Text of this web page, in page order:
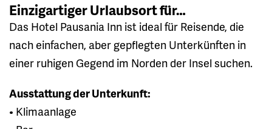
Einzigartiger Urlaubsort für…
Das Hotel Pausania Inn ist ideal für Reisende, die
nach einfachen, aber gepflegten Unterkünften in
einer ruhigen Gegend im Norden der Insel suchen.
Ausstattung der Unterkunft:
• Klimaanlage